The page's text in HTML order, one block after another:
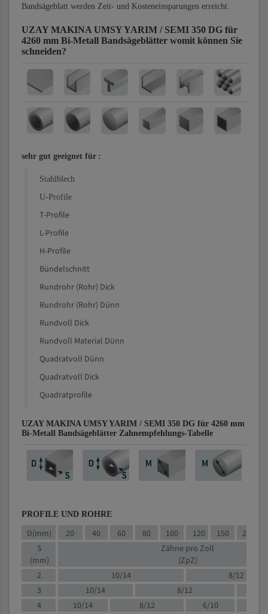
Bandsägeblatt werden Zeit- und Kosteneinsparungen erreicht.
UZAY MAKINA UMSY YARIM / SEMI 350 DG für
4260 mm Bi-Metall Bandsägeblätter womit können Sie
schneiden?
sehr gut geeignet für :
Stahlblech
U-Profile
T-Profile
L-Profile
H-Profile
Bündelschnitt
Rundrohr (Rohr) Dick
Rundrohr (Rohr) Dünn
Rundvoll Dick
Rundvoll Material Dünn
Quadratvoll Dünn
Quadratvoll Dick
Quadratprofile
UZAY MAKINA UMSY YARIM / SEMI 350 DG für 4260 mm
Bi-Metall Bandsägeblätter Zahnempfehlungs-Tabelle
PROFILE UND ROHRE
D(mm) 20 40 60 80 100 120 150 200
S
(mm)
Zähne pro Zoll
(ZpZ)
2
10/14
8/12
3
10/14 8/12
4
10/14 8/12 6/10